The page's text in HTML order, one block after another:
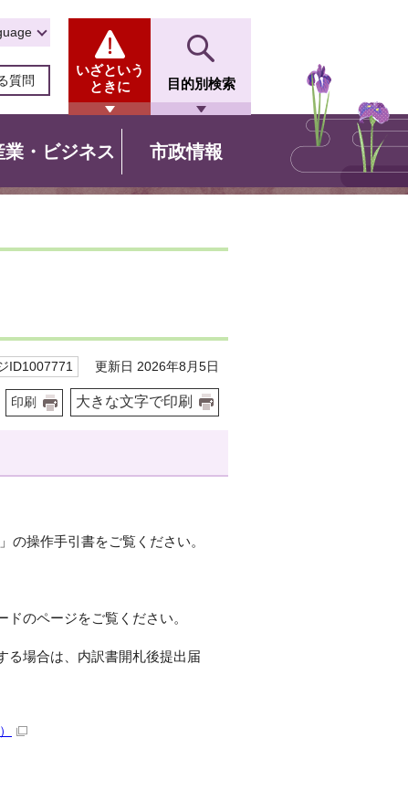
質問
いざという
ときに
目的別検索
業・ビジネス 市政情報
ID1007771 更新日 2026年8月5日
印刷 大きな文字で印刷
の操作手引書をご覧ください。
のページをご覧ください。
場合は、内訳書開札後提出届